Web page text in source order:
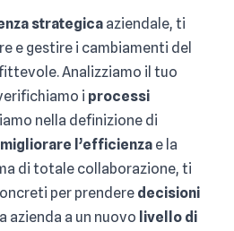
strategica aziendale, ti
e gestire i cambiamenti del
Analizziamo il tuo
i processi
nella definizione di
migliorare l’efficienza e la
di totale collaborazione, ti
per prendere decisioni
azienda a un nuovo livello di